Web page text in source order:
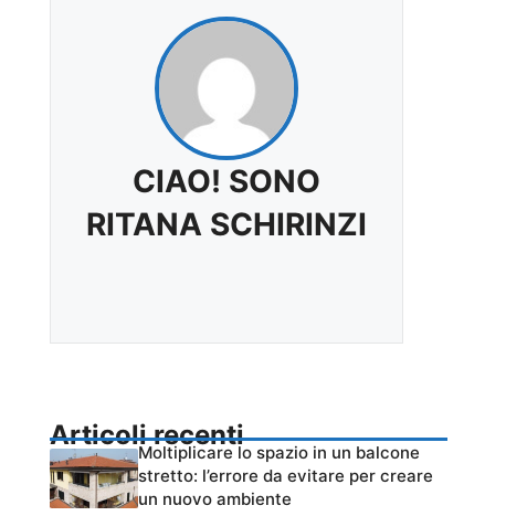
CIAO! SONO
RITANA SCHIRINZI
Articoli recenti
Moltiplicare lo spazio in un balcone
stretto: l’errore da evitare per creare
un nuovo ambiente